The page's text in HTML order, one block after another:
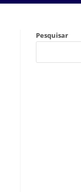
Pesquisar